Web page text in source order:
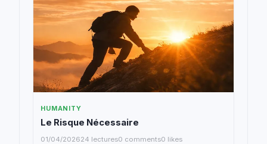
HUMANITY
Le Risque Nécessaire
01/04/202624 lectures0 comments0 likes